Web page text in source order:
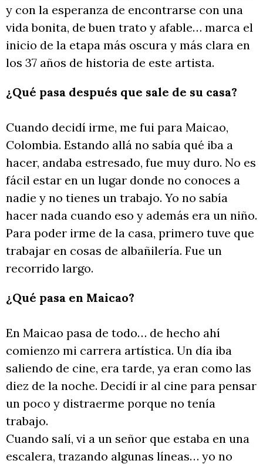
y con la esperanza de encontrarse con una
vida bonita, de buen trato y afable… marca el
inicio de la etapa más oscura y más clara en
los 37 años de historia de este artista.
¿Qué pasa después que sale de su casa?
Cuando decidí irme, me fui para Maicao,
Colombia. Estando allá no sabía qué iba a
hacer, andaba estresado, fue muy duro. No es
fácil estar en un lugar donde no conoces a
nadie y no tienes un trabajo. Yo no sabía
hacer nada cuando eso y además era un niño.
Para poder irme de la casa, primero tuve que
trabajar en cosas de albañilería. Fue un
recorrido largo.
¿Qué pasa en Maicao?
En Maicao pasa de todo… de hecho ahí
comienzo mi carrera artística. Un día iba
saliendo de cine, era tarde, ya eran como las
diez de la noche. Decidí ir al cine para pensar
un poco y distraerme porque no tenía
trabajo.
Cuando salí, vi a un señor que estaba en una
escalera, trazando algunas líneas… yo no